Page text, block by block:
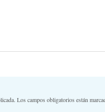
Los campos obligatorios están